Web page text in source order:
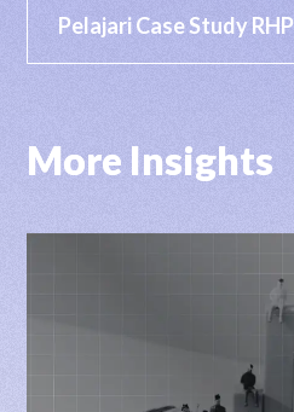
Pelajari Case Study RHP
More Insights